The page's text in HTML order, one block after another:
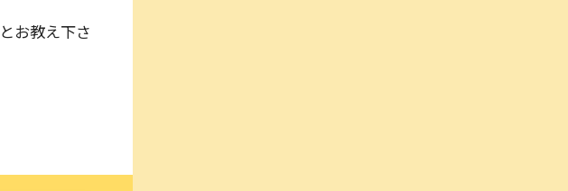
とお教え下さ